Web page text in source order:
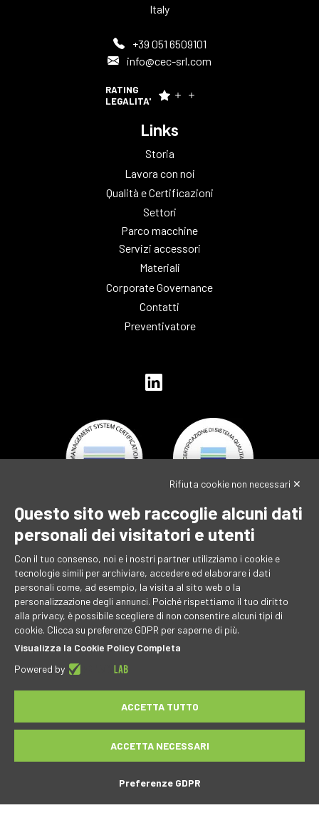
Italy
+39 051 6509101
info@cec-srl.com
RATING
LEGALITA'
Links
Storia
Lavora con noi
Qualità e Certificazioni
Settori
Parco macchine
Servizi accessori
Materiali
Corporate Governance
Contatti
Preventivatore
Partecipazione al Bando per il sostegno a progetti di
internazionalizzazione delle PMI, Consorzi e aggregazioni di PMI
– 2023
P.I. 02707830366 Cap. Soc. € 90.000,00 i.v. © 2026 CEC S.r.l.
Informativa Privacy - Whistleblowing
made with by tecnotrade
Rifiuta cookie non necessari ✕
Questo sito web raccoglie alcuni dati
personali dei visitatori e utenti
Con il tuo consenso, noi e i nostri partner utilizziamo i cookie e
tecnologie simili per archiviare, accedere ed elaborare i dati
personali come, ad esempio, la visita al sito web o la
personalizzazione degli annunci. Poiché rispettiamo il tuo diritto
alla privacy, è possibile scegliere di non consentire alcuni tipi di
cookie. Clicca su preferenze GDPR per saperne di più.
Visualizza la Cookie Policy Completa
Powered by
ACCETTA TUTTO
ACCETTA NECESSARI
Preferenze GDPR